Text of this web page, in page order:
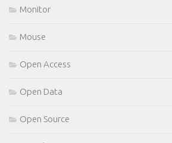
Monitor
Mouse
Open Access
Open Data
Open Source